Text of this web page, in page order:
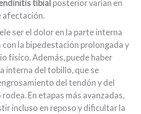
tibial posterior varían en
ser el dolor en la parte interna
con la bipedestación prolongada y
físico. Además, puede haber
interna del tobillo, que se
del tendón y del
En etapas más avanzadas,
incluso en reposo y dificultar la